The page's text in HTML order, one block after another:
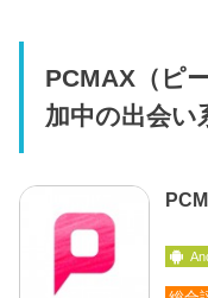
PCMAX（ピ
加中の出会い